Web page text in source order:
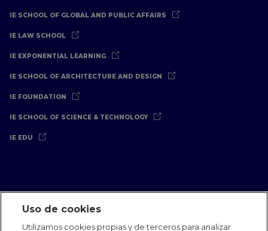
IE SCHOOL OF GLOBAL AND PUBLIC AFFAIRS
IE LAW SCHOOL
IE EXPONENTIAL LEARNING
IE SCHOOL OF ARCHITECTURE AND DESIGN
IE FOUNDATION
IE SCHOOL OF SCIENCE & TECHNOLOGY
IE EDU
Uso de cookies
Utilizamos cookies propias y de terceros para analizar